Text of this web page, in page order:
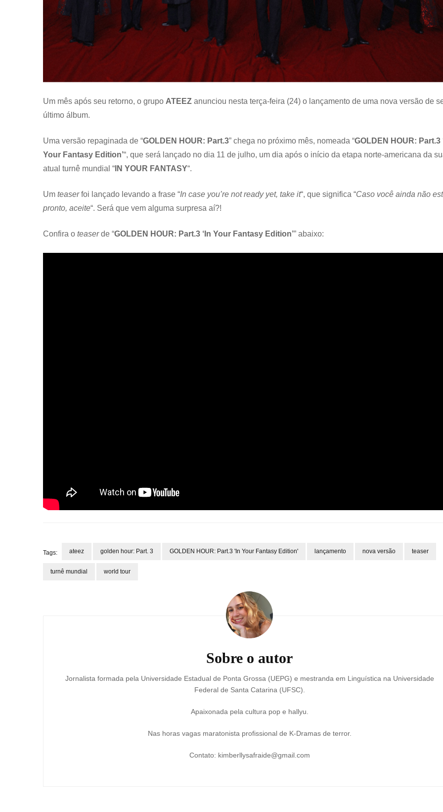
Um mês após seu retorno, o grupo ATEEZ anunciou nesta terça-feira (24) o lançamento de uma nova versão de
último álbum.
Uma versão repaginada de “GOLDEN HOUR: Part.3” chega no próximo mês, nomeada “GOLDEN HOUR: Part.3
Your Fantasy Edition’“, que será lançado no dia 11 de julho, um dia após o início da etapa norte-americana da
atual turnê mundial “ IN YOUR FANTASY“.
Um teaserfoi lançado levando a frase “In case you’re not ready yet, take it“, que significa “Caso você ainda não
pronto, aceite“. Será que vem alguma surpresa aí?!
Confira o teaserde “GOLDEN HOUR: Part.3 ‘In Your Fantasy Edition’” abaixo:
Tags: ateez golden hour: Part. 3 GOLDEN HOUR: Part.3 'In Your Fantasy Edition' lançamento nova versão teaser
turnê mundial world tour
Sobre o autor
Jornalista formada pela Universidade Estadual de Ponta Grossa (UEPG) e mestranda em Linguística na Universidade
Federal de Santa Catarina (UFSC).
Apaixonada pela cultura pop e hallyu.
Nas horas vagas maratonista profissional de K-Dramas de terror.
Contato: kimberllysafraide@gmail.com